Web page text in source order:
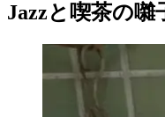
Jazzと喫茶の囃